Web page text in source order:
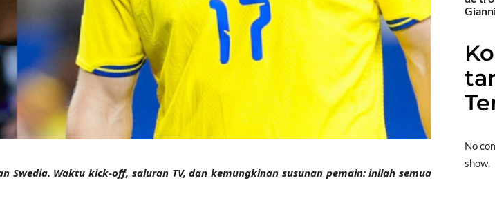
Swedia. Waktu kick-off, saluran TV, dan kemungkinan susunan pemain: inilah semua
No
show.